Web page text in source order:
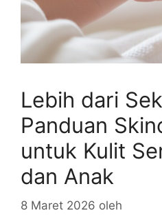
Lebih dari
Panduan
untuk Kulit
dan Anak
8 Maret 2026 oleh